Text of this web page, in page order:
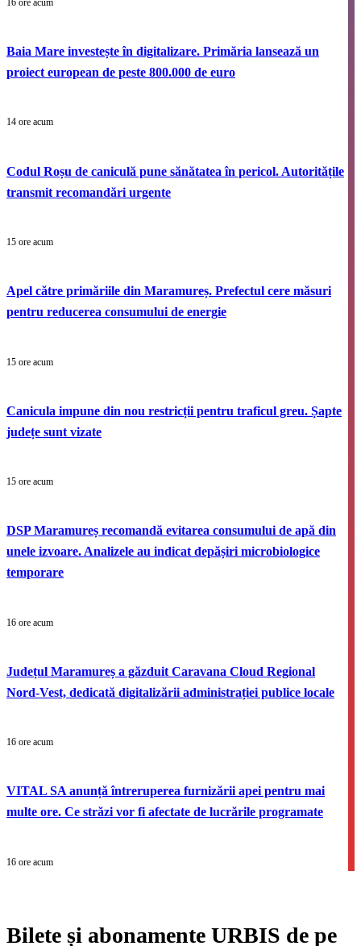
16 ore acum
Baia Mare investește în digitalizare. Primăria lansează un
proiect european de peste 800.000 de euro
14 ore acum
Codul Roșu de caniculă pune sănătatea în pericol. Autoritățile
transmit recomandări urgente
15 ore acum
Apel către primăriile din Maramureș. Prefectul cere măsuri
pentru reducerea consumului de energie
15 ore acum
Canicula impune din nou restricții pentru traficul greu. Șapte
județe sunt vizate
15 ore acum
DSP Maramureș recomandă evitarea consumului de apă din
unele izvoare. Analizele au indicat depășiri microbiologice
temporare
16 ore acum
Județul Maramureș a găzduit Caravana Cloud Regional
Nord-Vest, dedicată digitalizării administrației publice locale
16 ore acum
VITAL SA anunță întreruperea furnizării apei pentru mai
multe ore. Ce străzi vor fi afectate de lucrările programate
16 ore acum
Bilete și abonamente URBIS de pe